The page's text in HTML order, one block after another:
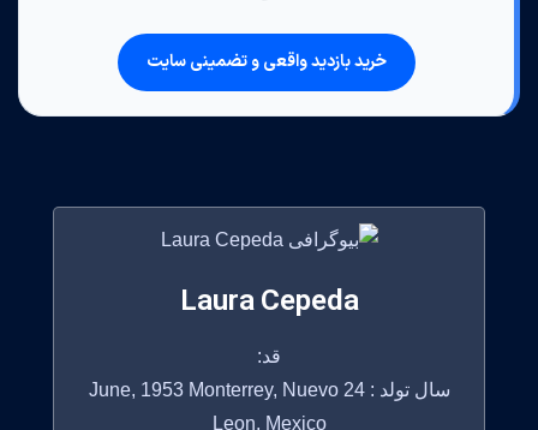
خرید بازدید واقعی و تضمینی سایت
Laura Cepeda
قد:
سال تولد : 24 June, 1953 Monterrey, Nuevo
Leon, Mexico